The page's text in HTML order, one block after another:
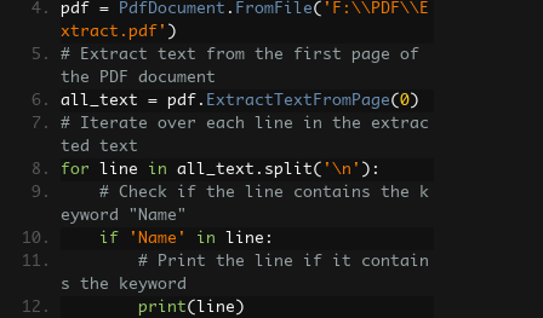
pdf = PdfDocument . FromFile( 'F:\\PDF\\E
xtract.pdf' )
# Extract text from the first page of
the PDF document
all_text = pdf . ExtractTextFromPage( 0 )
# Iterate over each line in the extrac
ted text
for line in all_text . split( '\n' ):
# Check if the line contains the k
eyword "Name"
if
'Name' in line :
# Print the line if it contain
s the keyword
print( line )